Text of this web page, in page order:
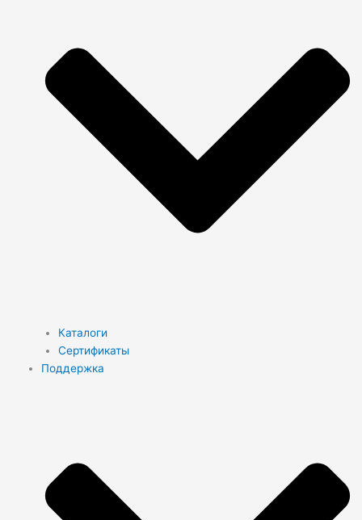
Каталоги
Сертификаты
Поддержка